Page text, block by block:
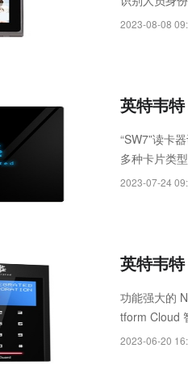
用，配备超
2023-08-08
英特韦
“SW7”读卡
多种卡片类
成本效益的
2023-07-24
英特韦
功能强大的
tform Cloud
足各类现代
2023-06-20